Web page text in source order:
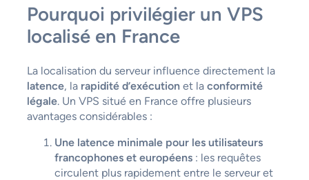
Pourquoi privilégier un VPS
localisé en France
La localisation du serveur influence directement la
latence, la rapidité d’exécutionet la conformité
légale. Un VPS situé en France offre plusieurs
avantages considérables :
Une latence minimale pour les utilisateurs
francophones et européens: les requêtes
circulent plus rapidement entre le serveur et